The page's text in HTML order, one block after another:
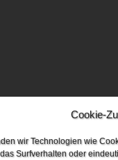
Cookie-
wir Technologien wie
Surfverhalten oder